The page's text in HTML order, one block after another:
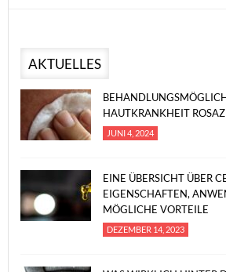
AKTUELLES
HAUTKRANKHEIT
JUNI 4, 2024
EINE ÜBERSICHT ÜBER
EIGENSCHAFTEN,
MÖGLICHE VORTEILE
DEZEMBER 14, 2023